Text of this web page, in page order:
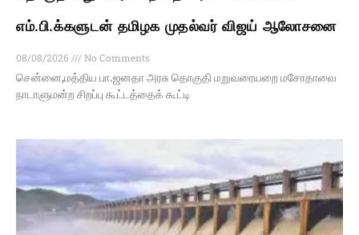
எம்.பி.க்களுடன் தமிழக முதல்வர் விஜய் ஆலோசனை
08/08/2026
No Comments
சென்னை,மத்திய பா.ஜனதா அரசு தொகுதி மறுவரையறை மசோதாவை
நாடாளுமன்ற சிறப்பு கூட்டத்தைக் கூட்டி